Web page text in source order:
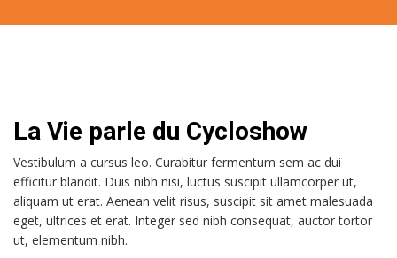
La Vie parle du Cycloshow
Vestibulum a cursus leo. Curabitur fermentum sem ac dui
efficitur blandit. Duis nibh nisi, luctus suscipit ullamcorper ut,
aliquam ut erat. Aenean velit risus, suscipit sit amet malesuada
eget, ultrices et erat. Integer sed nibh consequat, auctor tortor
ut, elementum nibh.